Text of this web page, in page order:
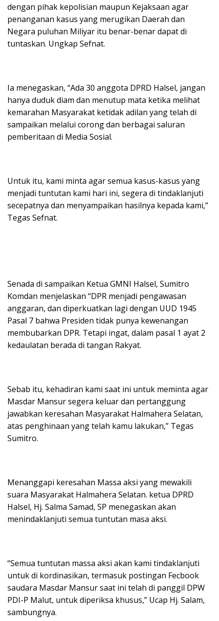
dengan pihak kepolisian maupun Kejaksaan agar
penanganan kasus yang merugikan Daerah dan
Negara puluhan Miliyar itu benar-benar dapat di
tuntaskan. Ungkap Sefnat.
Ia menegaskan, “Ada 30 anggota DPRD Halsel, jangan
hanya duduk diam dan menutup mata ketika melihat
kemarahan Masyarakat ketidak adilan yang telah di
sampaikan melalui corong dan berbagai saluran
pemberitaan di Media Sosial.
Untuk itu, kami minta agar semua kasus-kasus yang
menjadi tuntutan kami hari ini, segera di tindaklanjuti
secepatnya dan menyampaikan hasilnya kepada kami,”
Tegas Sefnat.
Senada di sampaikan Ketua GMNI Halsel, Sumitro
Komdan menjelaskan “DPR menjadi pengawasan
anggaran, dan diperkuatkan lagi dengan UUD 1945
Pasal 7 bahwa Presiden tidak punya kewenangan
membubarkan DPR. Tetapi ingat, dalam pasal 1 ayat 2
kedaulatan berada di tangan Rakyat.
Sebab itu, kehadiran kami saat ini untuk meminta agar
Masdar Mansur segera keluar dan pertanggung
jawabkan keresahan Masyarakat Halmahera Selatan,
atas penghinaan yang telah kamu lakukan,” Tegas
Sumitro.
Menanggapi keresahan Massa aksi yang mewakili
suara Masyarakat Halmahera Selatan. ketua DPRD
Halsel, Hj. Salma Samad, SP menegaskan akan
menindaklanjuti semua tuntutan masa aksi.
“Semua tuntutan massa aksi akan kami tindaklanjuti
untuk di kordinasikan, termasuk postingan Fecbook
saudara Masdar Mansur saat ini telah di panggil DPW
PDI-P Malut, untuk diperiksa khusus,” Ucap Hj. Salam,
sambungnya.